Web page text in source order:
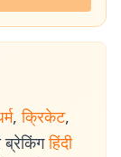
, क्रिकेट,
ब्रेकिंग हिंदी